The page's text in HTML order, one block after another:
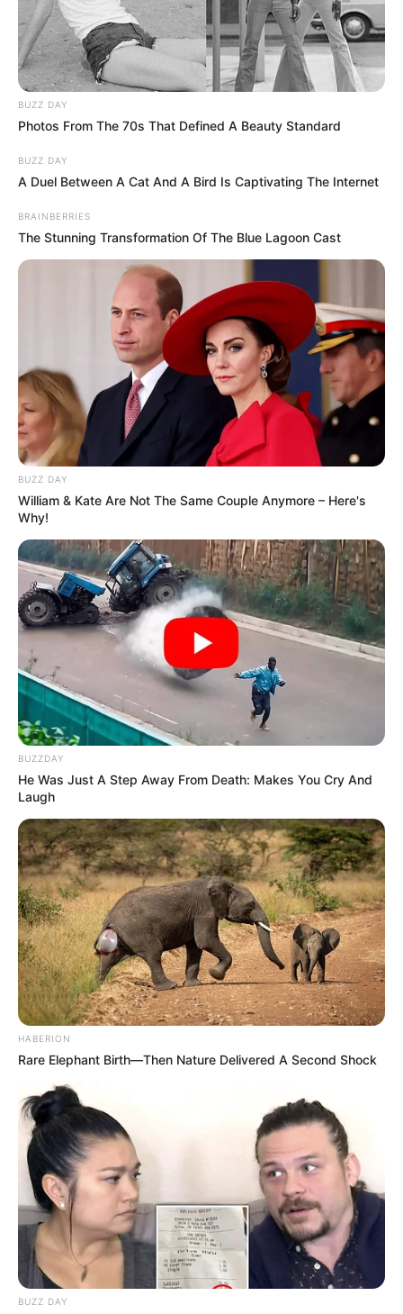
BUZZ DAY
Photos From The 70s That Defined A Beauty Standard
BUZZ DAY
A Duel Between A Cat And A Bird Is Captivating The Internet
BRAINBERRIES
The Stunning Transformation Of The Blue Lagoon Cast
BUZZ DAY
William & Kate Are Not The Same Couple Anymore – Here's
Why!
BUZZDAY
He Was Just A Step Away From Death: Makes You Cry And
Laugh
HABERION
Rare Elephant Birth—Then Nature Delivered A Second Shock
BUZZ DAY